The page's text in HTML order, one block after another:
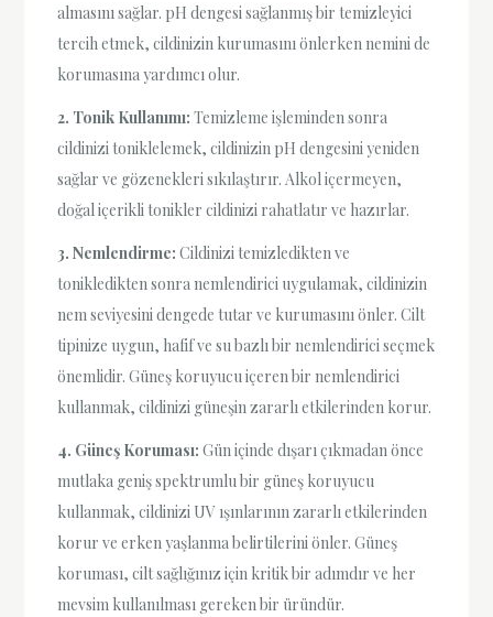
almasını sağlar. pH dengesi sağlanmış bir temizleyici
tercih etmek, cildinizin kurumasını önlerken nemini de
korumasına yardımcı olur.
2. Tonik Kullanımı: Temizleme işleminden sonra
cildinizi toniklelemek, cildinizin pH dengesini yeniden
sağlar ve gözenekleri sıkılaştırır. Alkol içermeyen,
doğal içerikli tonikler cildinizi rahatlatır ve hazırlar.
3. Nemlendirme: Cildinizi temizledikten ve
tonikledikten sonra nemlendirici uygulamak, cildinizin
nem seviyesini dengede tutar ve kurumasını önler. Cilt
tipinize uygun, hafif ve su bazlı bir nemlendirici seçmek
önemlidir. Güneş koruyucu içeren bir nemlendirici
kullanmak, cildinizi güneşin zararlı etkilerinden korur.
4. Güneş Koruması: Gün içinde dışarı çıkmadan önce
mutlaka geniş spektrumlu bir güneş koruyucu
kullanmak, cildinizi UV ışınlarının zararlı etkilerinden
korur ve erken yaşlanma belirtilerini önler. Güneş
koruması, cilt sağlığınız için kritik bir adımdır ve her
mevsim kullanılması gereken bir üründür.